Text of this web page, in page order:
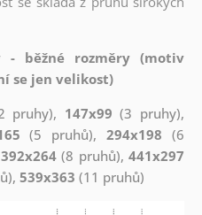
- běžné rozměry (motiv
se jen velikost)
pruhy), 147x99 (3 pruhy),
(5 pruhů),294x198 (6
392x264(8 pruhů),441x297
539x363 (11 pruhů)